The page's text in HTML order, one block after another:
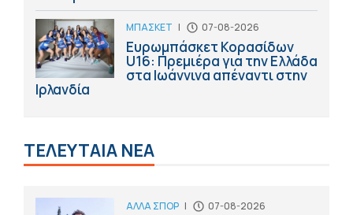
ΜΠΑΣΚΕΤ | 07-08-2026
Ευρωμπάσκετ Κορασίδων
U16: Πρεμιέρα για την Ελλάδα
στα Ιωάννινα απέναντι στην
Ιρλανδία
ΤΕΛΕΥΤΑΙΑ ΝΕΑ
ΑΛΛΑ ΣΠΟΡ | 07-08-2026